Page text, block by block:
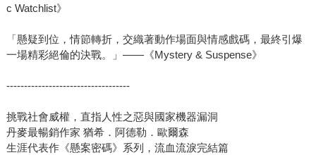
c Watchlist》
「懸疑到位，情節轉折，交織著動作場面與情感戲碼，最終引爆
一場精彩絕倫的決戰。」——《Mystery & Suspense》
-----------------------------------
挑戰社會威權，直指人性之惡與國家機器漏洞
丹麥最暢銷作家 猶希．阿德勒．歐爾森
生涯代表作《懸案密碼》系列，流血流淚完結篇